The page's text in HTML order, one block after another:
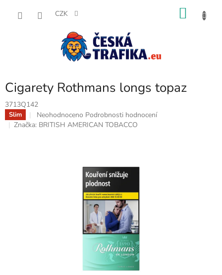
CZK
Cigarety Rothmans longs topaz
3713Q142
Slim
Průměrné
hodnocení
Neohodnoceno Podrobnosti hodnocení
Značka: BRITISH AMERICAN TOBACCO